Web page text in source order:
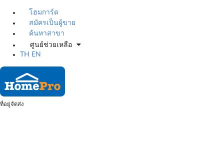
โฮมการ์ด
สมัครเป็นผู้ขาย
ค้นหาสาขา
ศูนย์ช่วยเหลือ
TH
EN
ที่อยู่จัดส่ง